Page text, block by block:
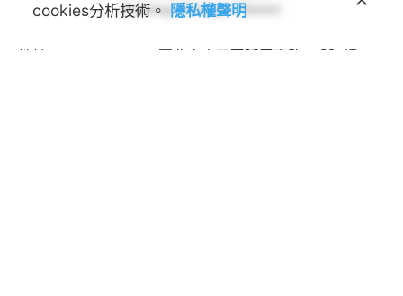
Exchange (Fulbright Taiwan)
地址
100011 臺北市中正區延平南路45號3樓
cookies分析技術。 隱私權聲明